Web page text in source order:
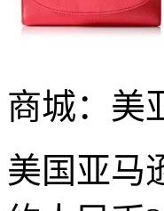
商城：美
美国亚马